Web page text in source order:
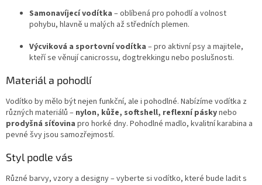
Samonavíjecí vodítka – oblíbená pro pohodlí a volnost
pohybu, hlavně u malých až středních plemen.
Výcviková a sportovní vodítka – pro aktivní psy a majitele,
kteří se věnují canicrossu, dogtrekkingu nebo poslušnosti.
Materiál a pohodlí
Vodítko by mělo být nejen funkční, ale i pohodlné. Nabízíme vodítka z
různých materiálů – nylon, kůže, softshell, reflexní páskynebo
prodyšná síťovina pro horké dny. Pohodlné madlo, kvalitní karabina a
pevné švy jsou samozřejmostí.
Styl podle vás
Různé barvy, vzory a designy – vyberte si vodítko, které bude ladit s